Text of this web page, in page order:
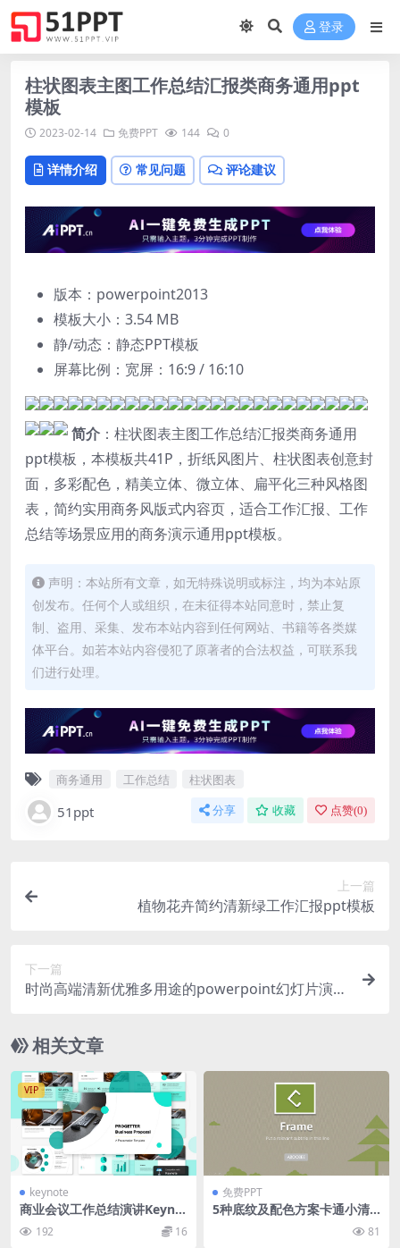
登录
柱状图表主图工作总结汇报类商务通用ppt
模板
2023-02-14 免费PPT 144 0
详情介绍 常见问题 评论建议
版本：powerpoint2013
模板大小： 3.54 MB
静/动态：静态PPT模板
屏幕比例：宽屏：16:9 / 16:10
简介 ：柱状图表主图工作总结汇报类商务通用
ppt模板，本模板共41P，折纸风图片、柱状图表创意封
面，多彩配色，精美立体、微立体、扁平化三种风格图
表，简约实用商务风版式内容页，适合工作汇报、工作
总结等场景应用的商务演示通用ppt模板。
声明：本站所有文章，如无特殊说明或标注，均为本站原
创发布。任何个人或组织，在未征得本站同意时，禁止复
制、盗用、采集、发布本站内容到任何网站、书籍等各类媒
体平台。如若本站内容侵犯了原著者的合法权益，可联系我
们进行处理。
商务通用 工作总结 柱状图表
51ppt 分享 收藏 点赞(0)
上一篇
植物花卉简约清新绿工作汇报ppt模板
下一篇
时尚高端清新优雅多用途的powerpoint幻灯片演示
相关文章
VIP
keynote
商业会议工作总结演讲Keyno
te幻灯片模板[绿色版本] PRO
GETTER – Business Keynote
192 16
免费PPT
5种底纹及配色方案卡通小清
新通用商务总结汇报ppt模板81